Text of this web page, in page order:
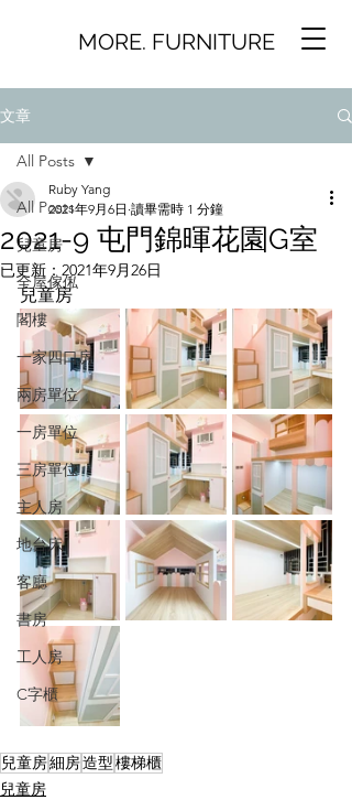
MORE. FURNITURE
文章
All Posts
兒童房
全屋傢俬
閣樓
一家四口房
兩房單位
一房單位
三房單位
主人房
地台床
客廳
書房
工人房
C字櫃
All Posts
2021-9 屯門錦暉花園G室
Ruby Yang
2021年9月6日 讀畢需時 1 分鐘
已更新： 2021年9月26日
兒童房
兒童房細房造型樓梯櫃
兒童房